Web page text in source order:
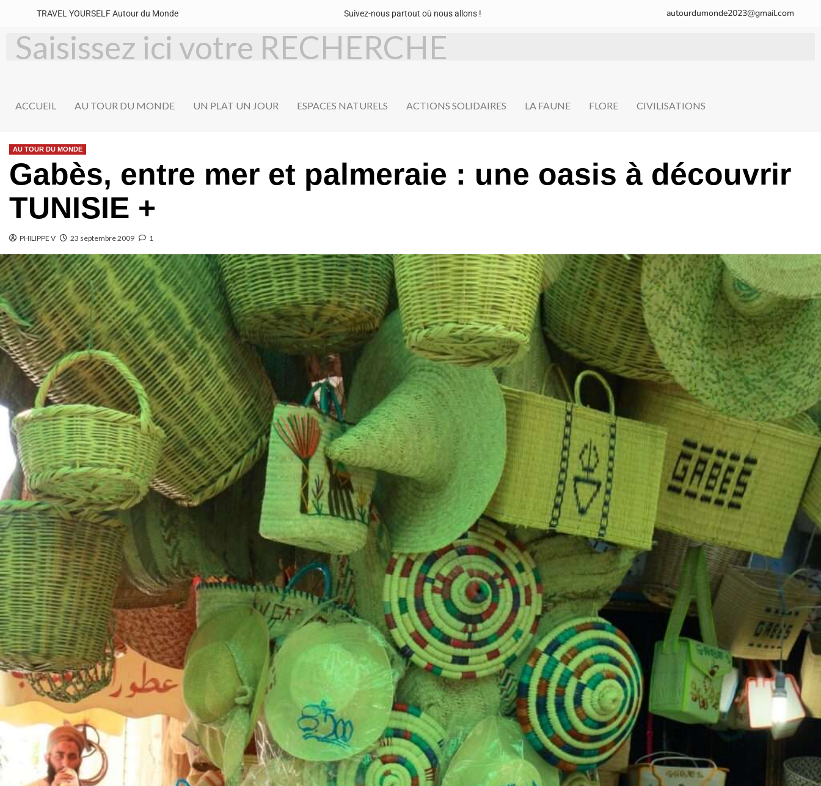
TRAVEL YOURSELF Autour du Monde Suivez-nous partout où nous allons ! autourdumonde2023@gmail.com
ACCUEIL AU TOUR DU MONDE UN PLAT UN JOUR ESPACES NATURELS ACTIONS SOLIDAIRES LA FAUNE FLORE CIVILISATIONS
AU TOUR DU MONDE
Gabès, entre mer et palmeraie : une oasis à découvrir
TUNISIE +
PHILIPPE V 23 septembre 2009 1